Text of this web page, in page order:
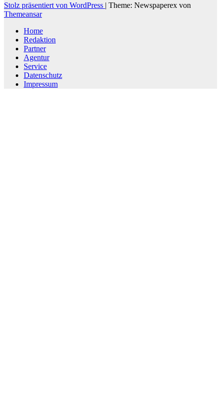
Stolz präsentiert von WordPress | Theme: Newspaperex von
Themeansar
Home
Redaktion
Partner
Agentur
Service
Datenschutz
Impressum